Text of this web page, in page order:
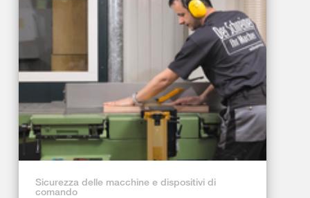
Sicurezza delle macchine e dispositivi di
comando